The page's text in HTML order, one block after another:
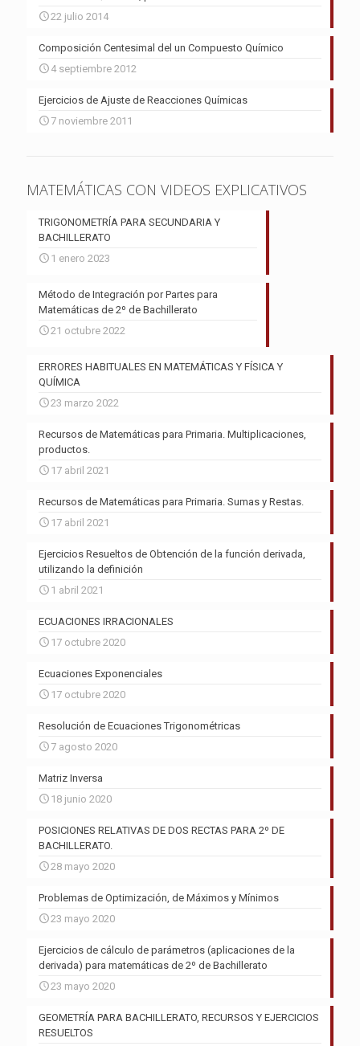
22 julio 2014
Composición Centesimal del un Compuesto Químico
4 septiembre 2012
Ejercicios de Ajuste de Reacciones Químicas
7 noviembre 2011
MATEMÁTICAS CON VIDEOS EXPLICATIVOS
TRIGONOMETRÍA PARA SECUNDARIA Y
BACHILLERATO
1 enero 2023
Método de Integración por Partes para
Matemáticas de 2º de Bachillerato
21 octubre 2022
ERRORES HABITUALES EN MATEMÁTICAS Y FÍSICA Y
QUÍMICA
23 marzo 2022
Recursos de Matemáticas para Primaria. Multiplicaciones,
productos.
17 abril 2021
Recursos de Matemáticas para Primaria. Sumas y Restas.
17 abril 2021
Ejercicios Resueltos de Obtención de la función derivada,
utilizando la definición
1 abril 2021
ECUACIONES IRRACIONALES
17 octubre 2020
Ecuaciones Exponenciales
17 octubre 2020
Resolución de Ecuaciones Trigonométricas
7 agosto 2020
Matriz Inversa
18 junio 2020
POSICIONES RELATIVAS DE DOS RECTAS PARA 2º DE
BACHILLERATO.
28 mayo 2020
Problemas de Optimización, de Máximos y Mínimos
23 mayo 2020
Ejercicios de cálculo de parámetros (aplicaciones de la
derivada) para matemáticas de 2º de Bachillerato
23 mayo 2020
GEOMETRÍA PARA BACHILLERATO, RECURSOS Y EJERCICIOS
RESUELTOS